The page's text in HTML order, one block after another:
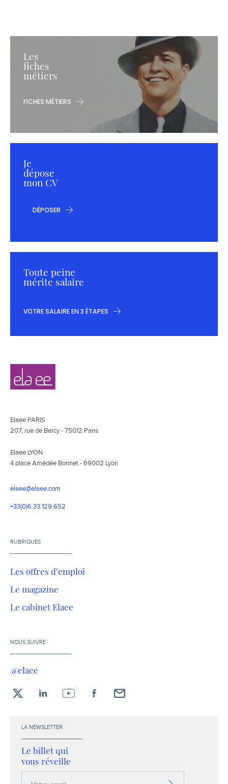
Les
fiches
métiers
FICHES MÉTIERS
Je
dépose
mon CV
DÉPOSER
Toute peine
mérite salaire
VOTRE SALAIRE EN 3 ÉTAPES
Navigation
secondaire
Elaee
Elaee PARIS
207, rue de Bercy - 75012 Paris
Elaee LYON
4 place Amédée Bonnet - 69002 Lyon
elaee@elaee.com
+33(0)6 33 129 652
RUBRIQUES
Les offres d’emploi
Le magazine
Le cabinet Elaee
NOUS SUIVRE
@elaee
LA NEWSLETTER
Le billet qui
vous réveille